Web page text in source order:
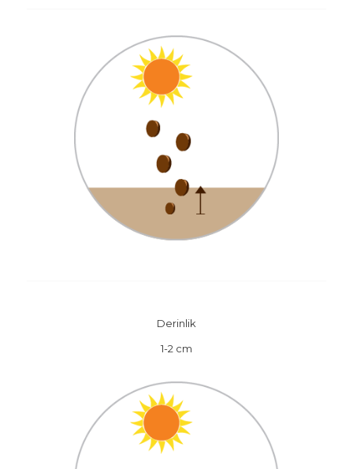
Derinlik
1-2 cm